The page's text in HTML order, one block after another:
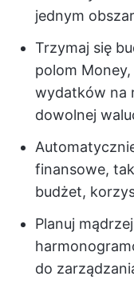
jednym
Trzymaj się
polom
wydatków na
dowolnej
finansowe,
budżet,
Planuj
do